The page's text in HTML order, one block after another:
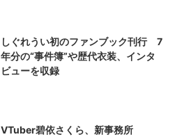
しぐれうい初のファンブック刊行 7
年分の“事件簿”や歴代衣装、インタ
ビューを収録
VTuber碧依さくら、新事務所